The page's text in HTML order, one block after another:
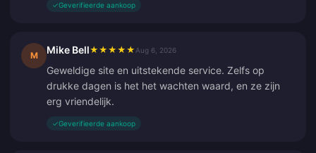
✓Geverifieerde aankoop
M Mike Bell★ ★ ★ ★ ★ Aug 6, 2026
Geweldige site en uitstekende service. Zelfs op
drukke dagen is het het wachten waard, en ze zijn
erg vriendelijk.
✓Geverifieerde aankoop